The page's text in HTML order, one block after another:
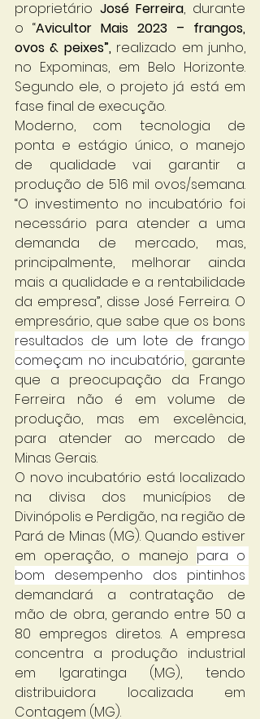
proprietário José Ferreira, durante
o “Avicultor Mais 2023 – frangos,
ovos & peixes”, realizado em junho,
no Expominas, em Belo Horizonte.
Segundo ele, o projeto já está em
fase final de execução.
Moderno, com tecnologia de
ponta e estágio único, o manejo
de qualidade vai garantir a
produção de 516 mil ovos/semana.
“O investimento no incubatório foi
necessário para atender a uma
demanda de mercado, mas,
principalmente, melhorar ainda
mais a qualidade e a rentabilidade
da empresa”, disse José Ferreira. O
resultados de um lote de frango
começam no incubatório, garante
que a preocupação da Frango
Ferreira não é em volume de
produção, mas em excelência,
para atender ao mercado de
Minas Gerais.
O novo incubatório está localizado
na divisa dos municípios de
Divinópolis e Perdigão, na região de
Pará de Minas (MG). Quando estiver
em operação, o manejo para o
demandará a contratação de
mão de obra, gerando entre 50 a
80 empregos diretos. A empresa
concentra a produção industrial
em Igaratinga (MG), tendo
distribuidora localizada em
Contagem (MG).